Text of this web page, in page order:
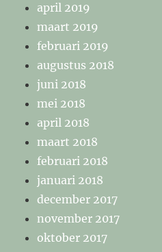
april 2019
maart 2019
februari 2019
augustus 2018
juni 2018
mei 2018
april 2018
maart 2018
februari 2018
januari 2018
december 2017
november 2017
oktober 2017